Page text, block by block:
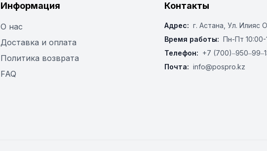
Информация
О нас
Доставка и оплата
Политика возврата
FAQ
Контакты
Адрес: г. Астана, ​Ул. Илияс
Время работы: Пн-Пт 10:00-
Телефон: +7
Почта: info@pospro.kz